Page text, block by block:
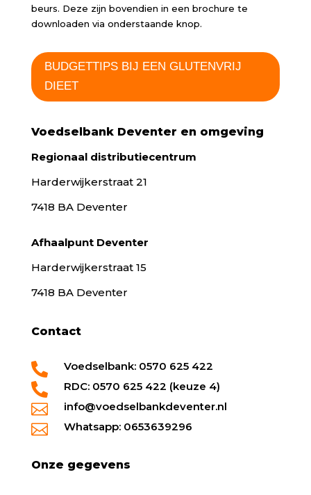
beurs. Deze zijn bovendien in een brochure te
downloaden via onderstaande knop.
BUDGETTIPS BIJ EEN GLUTENVRIJ
DIEET
Voedselbank Deventer en omgeving
Regionaal distributiecentrum
Harderwijkerstraat 21
7418 BA Deventer
Afhaalpunt Deventer
Harderwijkerstraat 15
7418 BA Deventer
Contact
 Voedselbank: 0570 625 422
 RDC: 0570 625 422 (keuze 4)
 info@voedselbankdeventer.nl
 Whatsapp: 0653639296
Onze gegevens